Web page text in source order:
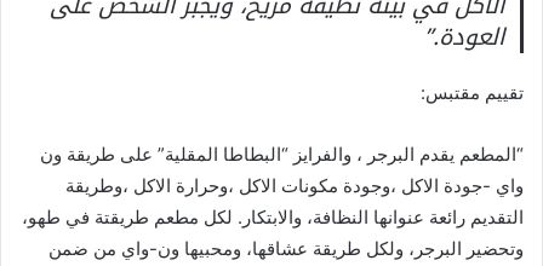
العودة.”
تقييم مقتبس:
“المطعم يقدم البرجر ، والفرايز “البطاطا المقلية” على طريقة ون
واي -جودة الاكل ،وجودة مكونات الاكل ،وحرارة الاكل ،وطريقة
التقديم رائعة عنوانها النظافة، والابتكار. لكل مطعم طريقتة في طهو،
وتحضير البرجر، ولكل طريقة عشاقها، ومحبيها ون-واي من ضمن